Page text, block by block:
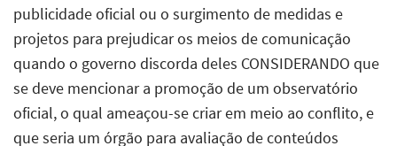
publicidade oficial ou o surgimento de medidas e
projetos para prejudicar os meios de comunicação
quando o governo discorda deles CONSIDERANDO que
se deve mencionar a promoção de um observatório
oficial, o qual ameaçou-se criar em meio ao conflito, e
que seria um órgão para avaliação de conteúdos